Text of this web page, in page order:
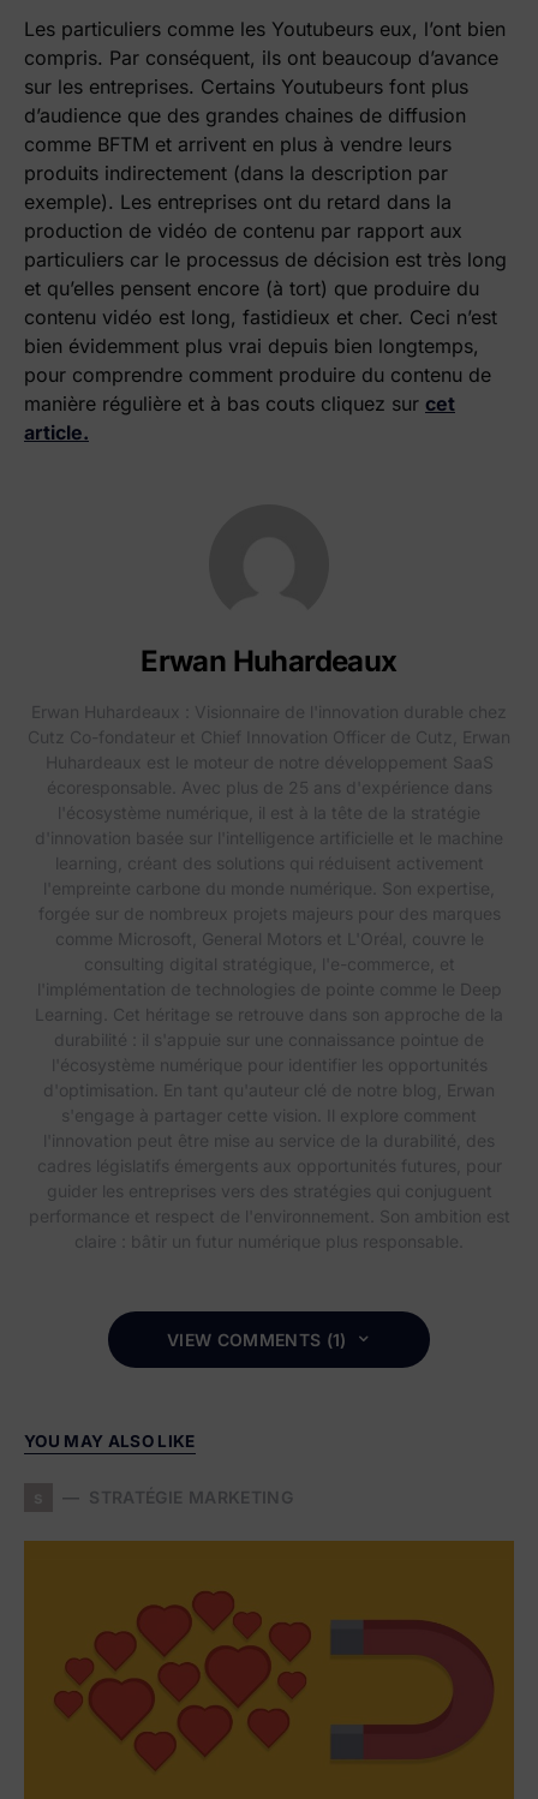
Les particuliers comme les Youtubeurs eux, l’ont bien
compris. Par conséquent, ils ont beaucoup d’avance
sur les entreprises. Certains Youtubeurs font plus
d’audience que des grandes chaines de diffusion
comme BFTM et arrivent en plus à vendre leurs
produits indirectement (dans la description par
exemple). Les entreprises ont du retard dans la
production de vidéo de contenu par rapport aux
particuliers car le processus de décision est très long
et qu’elles pensent encore (à tort) que produire du
contenu vidéo est long, fastidieux et cher. Ceci n’est
bien évidemment plus vrai depuis bien longtemps,
pour comprendre comment produire du contenu de
manière régulière et à bas couts cliquez sur cet
article.
Erwan Huhardeaux
Erwan Huhardeaux : Visionnaire de l'innovation durable chez
Cutz Co-fondateur et Chief Innovation Officer de Cutz, Erwan
Huhardeaux est le moteur de notre développement SaaS
écoresponsable. Avec plus de 25 ans d'expérience dans
l'écosystème numérique, il est à la tête de la stratégie
d'innovation basée sur l'intelligence artificielle et le machine
learning, créant des solutions qui réduisent activement
l'empreinte carbone du monde numérique. Son expertise,
forgée sur de nombreux projets majeurs pour des marques
comme Microsoft, General Motors et L'Oréal, couvre le
consulting digital stratégique, l'e-commerce, et
l'implémentation de technologies de pointe comme le Deep
Learning. Cet héritage se retrouve dans son approche de la
durabilité : il s'appuie sur une connaissance pointue de
l'écosystème numérique pour identifier les opportunités
d'optimisation. En tant qu'auteur clé de notre blog, Erwan
s'engage à partager cette vision. Il explore comment
l'innovation peut être mise au service de la durabilité, des
cadres législatifs émergents aux opportunités futures, pour
guider les entreprises vers des stratégies qui conjuguent
performance et respect de l'environnement. Son ambition est
claire : bâtir un futur numérique plus responsable.
VIEW COMMENTS (1)
YOU MAY ALSO LIKE
STRATÉGIE MARKETING